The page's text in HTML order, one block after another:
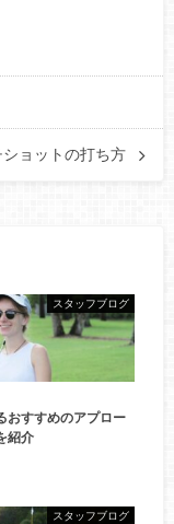
ョットの打ち方
スタッフブログ
おすすめのアプロー
紹介
スタッフブログ